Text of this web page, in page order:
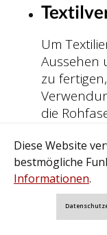
Um
Aussehen
zu
die
Prozesse
Bleichen),
Diese Website
bestmögliche
Informationen.